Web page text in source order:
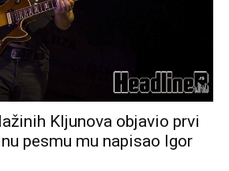
Kljunova objavio prvi
pesmu mu napisao Igor